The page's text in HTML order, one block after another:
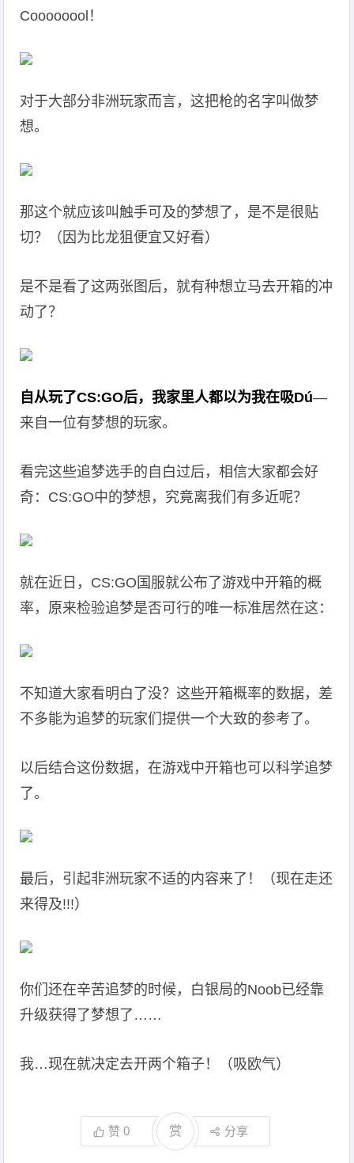
Coooooool！
对于大部分非洲玩家而言，这把枪的名字叫做梦
想。
那这个就应该叫触手可及的梦想了，是不是很贴
切？（因为比龙狙便宜又好看）
是不是看了这两张图后，就有种想立马去开箱的冲
动了？
自从玩了CS:GO后，我家里人都以为我在吸Dú—
来自一位有梦想的玩家。
看完这些追梦选手的自白过后，相信大家都会好
奇：CS:GO中的梦想，究竟离我们有多近呢？
就在近日，CS:GO国服就公布了游戏中开箱的概
率，原来检验追梦是否可行的唯一标准居然在这：
不知道大家看明白了没？这些开箱概率的数据，差
不多能为追梦的玩家们提供一个大致的参考了。
以后结合这份数据，在游戏中开箱也可以科学追梦
了。
最后，引起非洲玩家不适的内容来了！（现在走还
来得及!!!）
你们还在辛苦追梦的时候，白银局的Noob已经靠
升级获得了梦想了……
我…现在就决定去开两个箱子！（吸欧气）
赞0 赏 分享